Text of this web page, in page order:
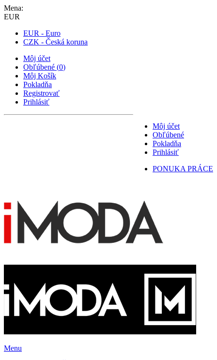
Mena:
EUR
EUR - Euro
CZK - Česká koruna
Môj účet
Obľúbené (0)
Môj Košík
Pokladňa
Registrovať
Prihlásiť
Môj účet
Obľúbené
Pokladňa
Prihlásiť
PONUKA PRÁCE
Menu